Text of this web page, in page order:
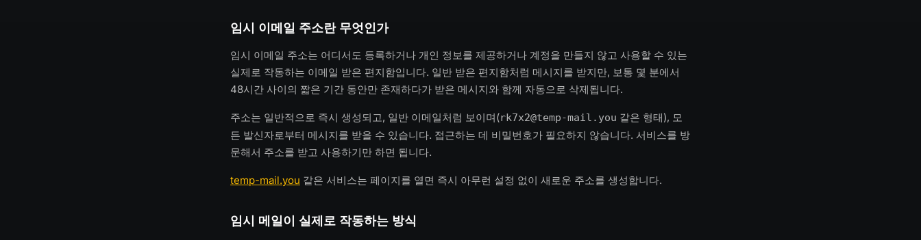
임시 이메일 주소란 무엇인가
임시 이메일 주소는 어디서도 등록하거나 개인 정보를 제공하거나 계정을 만들지 않고 사용할 수 있는
실제로 작동하는 이메일 받은 편지함입니다. 일반 받은 편지함처럼 메시지를 받지만, 보통 몇 분에서
48시간 사이의 짧은 기간 동안만 존재하다가 받은 메시지와 함께 자동으로 삭제됩니다.
주소는 일반적으로 즉시 생성되고, 일반 이메일처럼 보이며(rk7x2@temp-mail​.you 같은 형태), 모
든 발신자로부터 메시지를 받을 수 있습니다. 접근하는 데 비밀번호가 필요하지 않습니다. 서비스를 방
문해서 주소를 받고 사용하기만 하면 됩니다.
temp-mail.you 같은 서비스는 페이지를 열면 즉시 아무런 설정 없이 새로운 주소를 생성합니다.
임시 메일이 실제로 작동하는 방식